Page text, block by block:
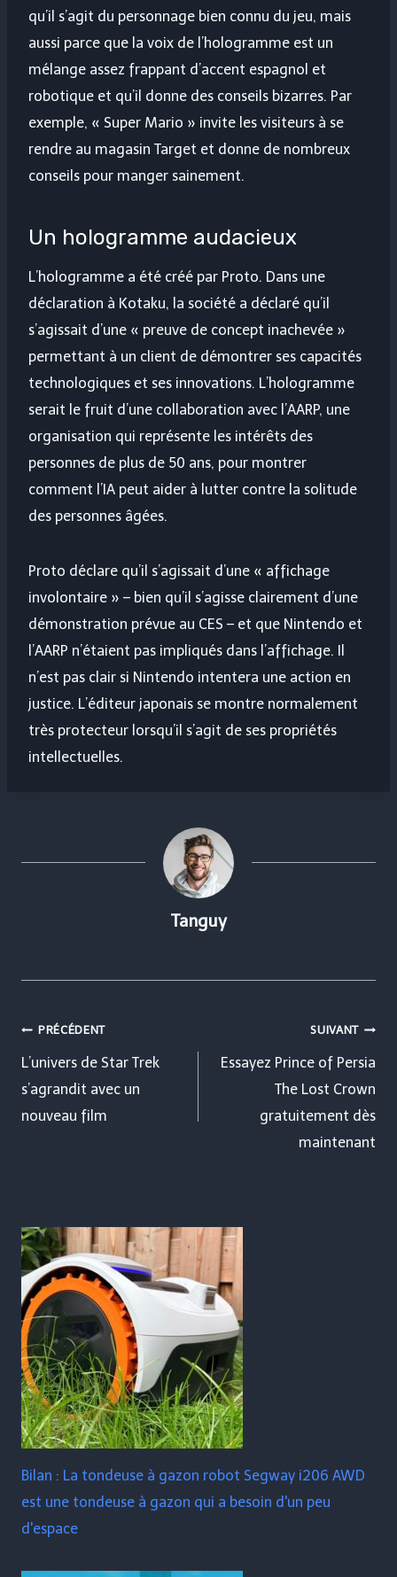
qu’il s’agit du personnage bien connu du jeu, mais
aussi parce que la voix de l’hologramme est un
mélange assez frappant d’accent espagnol et
robotique et qu’il donne des conseils bizarres. Par
exemple, « Super Mario » invite les visiteurs à se
rendre au magasin Target et donne de nombreux
conseils pour manger sainement.
Un hologramme audacieux
L’hologramme a été créé par Proto. Dans une
déclaration à Kotaku, la société a déclaré qu’il
s’agissait d’une « preuve de concept inachevée »
permettant à un client de démontrer ses capacités
technologiques et ses innovations. L’hologramme
serait le fruit d’une collaboration avec l’AARP, une
organisation qui représente les intérêts des
personnes de plus de 50 ans, pour montrer
comment l’IA peut aider à lutter contre la solitude
des personnes âgées.
Proto déclare qu’il s’agissait d’une « affichage
involontaire » – bien qu’il s’agisse clairement d’une
démonstration prévue au CES – et que Nintendo et
l’AARP n’étaient pas impliqués dans l’affichage. Il
n’est pas clair si Nintendo intentera une action en
justice. L’éditeur japonais se montre normalement
très protecteur lorsqu’il s’agit de ses propriétés
intellectuelles.
Tanguy
Navigation
de
l’article
PRÉCÉDENT
L’univers de Star Trek
s’agrandit avec un
nouveau film
SUIVANT
Essayez Prince of Persia
The Lost Crown
gratuitement dès
maintenant
Bilan : La tondeuse à gazon robot Segway i206 AWD
est une tondeuse à gazon qui a besoin d'un peu
d'espace